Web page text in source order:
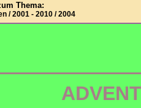
Thema:
/ 2001 - 2010 / 2004